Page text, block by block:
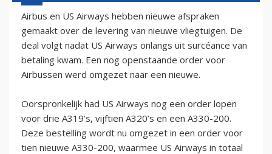
Airbus en US Airways hebben nieuwe afspraken
gemaakt over de levering van nieuwe vliegtuigen. De
deal volgt nadat US Airways onlangs uit surcéance van
betaling kwam. Een nog openstaande order voor
Airbussen werd omgezet naar een nieuwe.
Oorspronkelijk had US Airways nog een order lopen
voor drie A319’s, vijftien A320’s en een A330-200.
Deze bestelling wordt nu omgezet in een order voor
tien nieuwe A330-200, waarmee US Airways in totaal